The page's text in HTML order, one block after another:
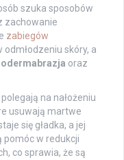
szuka sposobów
zachowanie
zabiegów
skóry, a
oraz
na nałożeniu
usuwają martwe
się gładka, a jej
pomóc w redukcji
co sprawia, że są